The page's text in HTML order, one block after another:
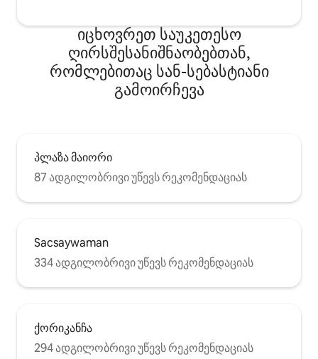
იცხოვრეთ საუკეთესო
ღირსშესანიშნაობებთან,
რომლებითაც სან-სებასტიანი
გამოირჩევა
პლაზა მაიორი
87 ადგილობრივი უწევს რეკომენდაციას
Sacsaywaman
334 ადგილობრივი უწევს რეკომენდაციას
ქორიკანჩა
294 ადგილობრივი უწევს რეკომენდაციას